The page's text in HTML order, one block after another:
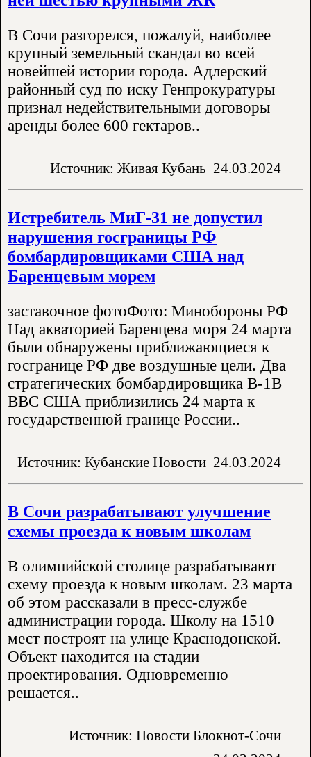
В Сочи разгорелся, пожалуй, наиболее
крупный земельный скандал во всей
новейшей истории города. Адлерский
районный суд по иску Генпрокуратуры
признал недействительными договоры
аренды более 600 гектаров..
Источник: Живая Кубань 24.03.2024
Истребитель МиГ-31 не допустил
нарушения госграницы РФ
бомбардировщиками США над
Баренцевым морем
заставочное фотоФото: Минобороны РФ
Над акваторией Баренцева моря 24 марта
были обнаружены приближающиеся к
госгранице РФ две воздушные цели. Два
стратегических бомбардировщика В-1В
ВВС США приблизились 24 марта к
государственной границе России..
Источник: Кубанские Новости 24.03.2024
В Сочи разрабатывают улучшение
схемы проезда к новым школам
В олимпийской столице разрабатывают
схему проезда к новым школам. 23 марта
об этом рассказали в пресс-службе
администрации города. Школу на 1510
мест построят на улице Краснодонской.
Объект находится на стадии
проектирования. Одновременно
решается..
Источник: Новости Блокнот-Сочи